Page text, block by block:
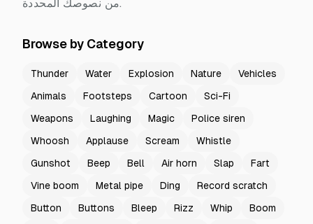
من نصوصك المحددة.
Browse by Category
Thunder Water Explosion Nature
Vehicles
Animals
Footsteps Cartoon
Sci-Fi
Weapons
Laughing Magic
Police siren
Whoosh
Applause Scream
Whistle
Gunshot
Beep Bell Air horn Slap
Fart
Vine boom
Metal pipe Ding
Record scratch
Button
Buttons Bleep Rizz Whip
Boom